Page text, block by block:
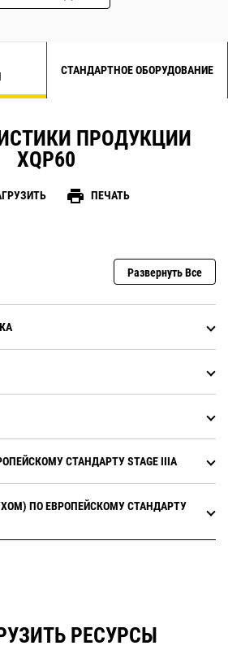
СТАНДАРТНОЕ ОБОРУДОВАНИЕ
ПРОДУКЦИИ
XQP60
print ПЕЧАТЬ
Развернуть Все
СТАНДАРТУ STAGE IIIA
ПО ЕВРОПЕЙСКОМУ СТАНДАРТУ
РЕСУРСЫ